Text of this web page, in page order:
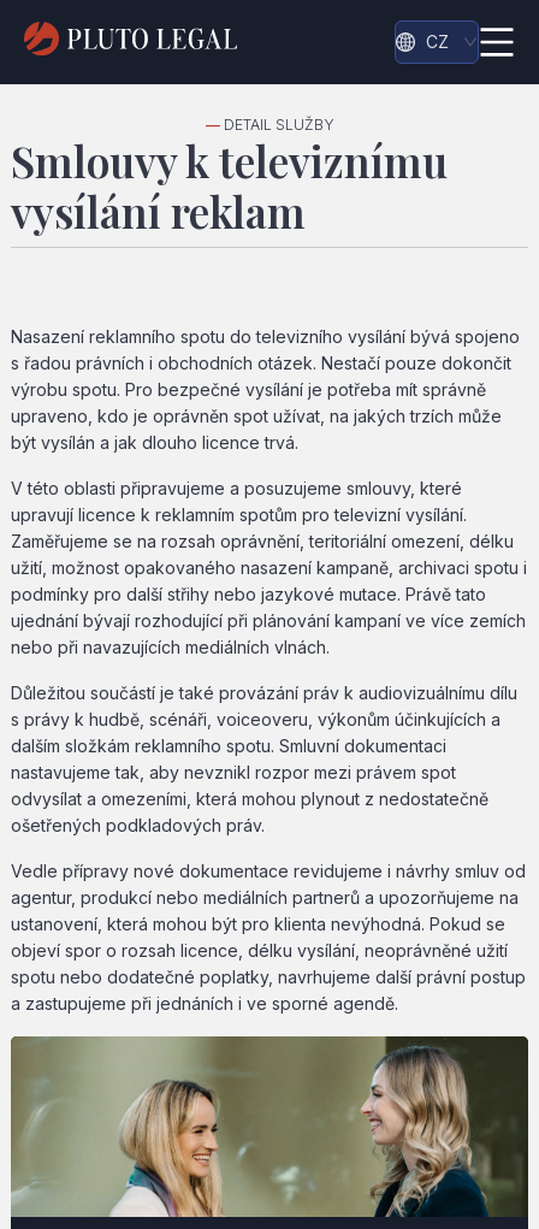
CZ
— DETAIL SLUŽBY
Smlouvy k televiznímu
vysílání reklam
Nasazení reklamního spotu do televizního vysílání bývá spojeno
s řadou právních i obchodních otázek. Nestačí pouze dokončit
výrobu spotu. Pro bezpečné vysílání je potřeba mít správně
upraveno, kdo je oprávněn spot užívat, na jakých trzích může
být vysílán a jak dlouho licence trvá.
V této oblasti připravujeme a posuzujeme smlouvy, které
upravují licence k reklamním spotům pro televizní vysílání.
Zaměřujeme se na rozsah oprávnění, teritoriální omezení, délku
užití, možnost opakovaného nasazení kampaně, archivaci spotu i
podmínky pro další střihy nebo jazykové mutace. Právě tato
ujednání bývají rozhodující při plánování kampaní ve více zemích
nebo při navazujících mediálních vlnách.
Důležitou součástí je také provázání práv k audiovizuálnímu dílu
s právy k hudbě, scénáři, voiceoveru, výkonům účinkujících a
dalším složkám reklamního spotu. Smluvní dokumentaci
nastavujeme tak, aby nevznikl rozpor mezi právem spot
odvysílat a omezeními, která mohou plynout z nedostatečně
ošetřených podkladových práv.
Vedle přípravy nové dokumentace revidujeme i návrhy smluv od
agentur, produkcí nebo mediálních partnerů a upozorňujeme na
ustanovení, která mohou být pro klienta nevýhodná. Pokud se
objeví spor o rozsah licence, délku vysílání, neoprávněné užití
spotu nebo dodatečné poplatky, navrhujeme další právní postup
a zastupujeme při jednáních i ve sporné agendě.